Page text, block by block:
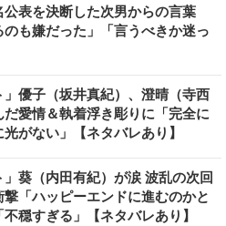
表を決断した次男からの言葉
のも嫌だった」「言うべきか迷っ
」優子（坂井真紀）、澄晴（寺西
愛情＆執着浮き彫りに「完全に
がない」【ネタバレあり】
」葵（内田有紀）が涙 波乱の次回
「ハッピーエンドに進むのかと
穏すぎる」【ネタバレあり】